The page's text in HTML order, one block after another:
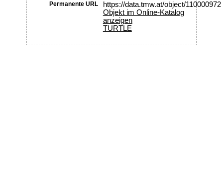
Permanente URL
https://data.tmw.at/object/110000972
Objekt im Online-Katalog
anzeigen
TURTLE